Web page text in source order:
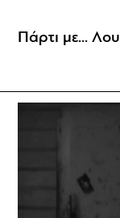
Πάρτι με...